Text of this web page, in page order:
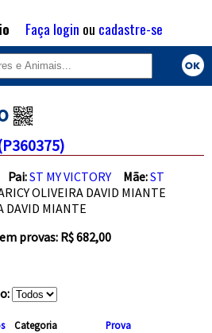
Faça login ou cadastre-se
Pai:ST MY VICTORY Mãe:ST
OLIVEIRA DAVID MIANTE
DAVID MIANTE
provas: R$ 682,00
Categoria
Prova